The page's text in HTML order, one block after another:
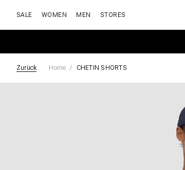
SALE WOMEN MEN STORES
Zurück Home CHETIN SHORTS